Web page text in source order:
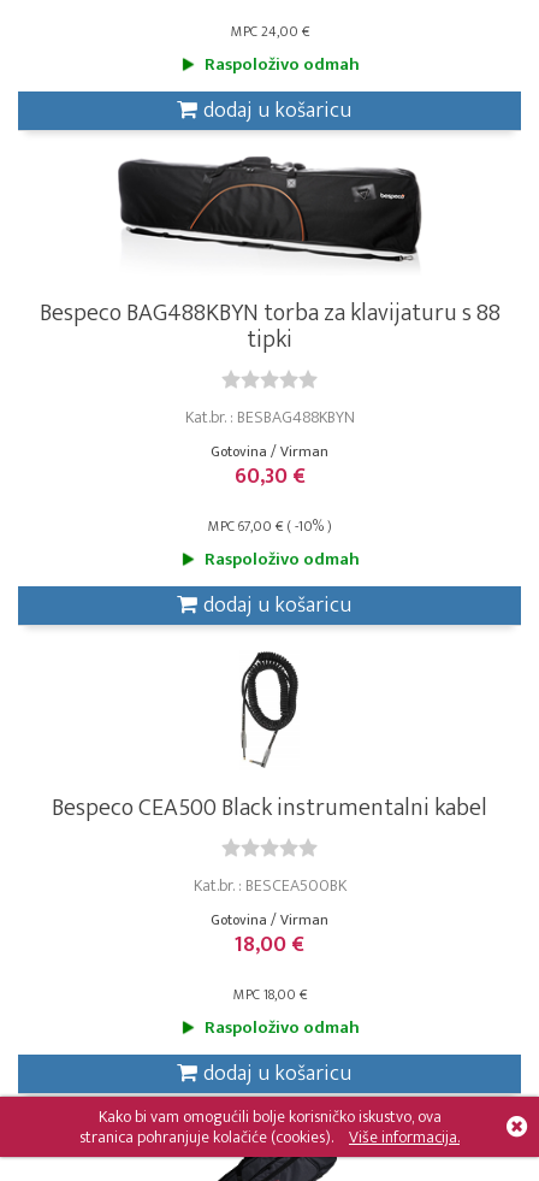
MPC 24,00 €
Raspoloživo odmah
dodaj u košaricu
Bespeco BAG488KBYN torba za klavijaturu s 88
tipki
Kat.br. : BESBAG488KBYN
Gotovina / Virman
60,30 €
MPC 67,00 € ( -10% )
Raspoloživo odmah
dodaj u košaricu
Bespeco CEA500 Black instrumentalni kabel
Kat.br. : BESCEA500BK
Gotovina / Virman
18,00 €
MPC 18,00 €
Raspoloživo odmah
dodaj u košaricu
Kako bi vam omogućili bolje korisničko iskustvo, ova
stranica pohranjuje kolačiće (cookies). Više informacija.